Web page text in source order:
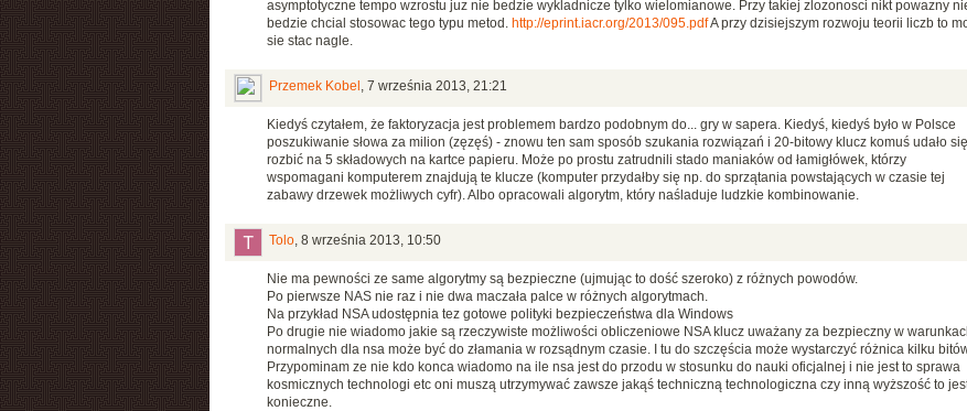
asymptotyczne tempo wzrostu juz nie bedzie wykladnicze tylko wielomianowe. Przy takiej zlozonosci nikt powazny
bedzie chcial stosowac tego typu metod. http://eprint.iacr.org/2013/095.pdfA przy dzisiejszym rozwoju teorii liczb to
sie stac nagle.
Przemek Kobel , 7 września 2013, 21:21
Kiedyś czytałem, że faktoryzacja jest problemem bardzo podobnym do... gry w sapera. Kiedyś, kiedyś było w Polsce
poszukiwanie słowa za milion (zęzęś) - znowu ten sam sposób szukania rozwiązań i 20-bitowy klucz komuś udało się
rozbić na 5 składowych na kartce papieru. Może po prostu zatrudnili stado maniaków od łamigłówek, którzy
wspomagani komputerem znajdują te klucze (komputer przydałby się np. do sprzątania powstających w czasie tej
zabawy drzewek możliwych cyfr). Albo opracowali algorytm, który naśladuje ludzkie kombinowanie.
Tolo, 8 września 2013, 10:50
Nie ma pewności ze same algorytmy są bezpieczne (ujmując to dość szeroko) z różnych powodów.
Po pierwsze NAS nie raz i nie dwa maczała palce w różnych algorytmach.
Na przykład NSA udostępnia tez gotowe polityki bezpieczeństwa dla Windows
Po drugie nie wiadomo jakie są rzeczywiste możliwości obliczeniowe NSA klucz uważany za bezpieczny w
normalnych dla nsa może być do złamania w rozsądnym czasie. I tu do szczęścia może wystarczyć różnica kilku
Przypominam ze nie kdo konca wiadomo na ile nsa jest do przodu w stosunku do nauki oficjalnej i nie jest to sprawa
kosmicznych technologi etc oni muszą utrzymywać zawsze jakąś techniczną technologiczna czy inną wyższość to
konieczne.